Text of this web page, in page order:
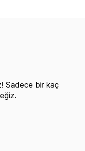
Sadece bir kaç